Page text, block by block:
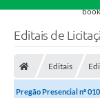
Editais de
Editais
Pregão Presencial nº